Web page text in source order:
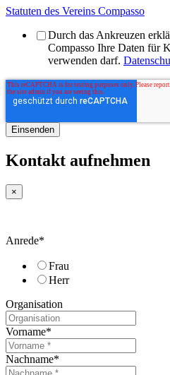
Statuten des Vereins Compasso
Durch das Ankreuzen
Compasso Ihre Daten für
verwenden darf.
Kontakt aufnehmen
×
Anrede*
Frau
Herr
Organisation
Vorname*
Nachname*